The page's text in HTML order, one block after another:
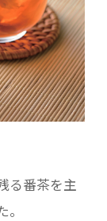
る番茶を主